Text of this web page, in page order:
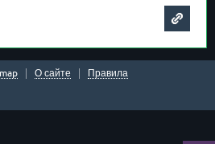
О сайте
Правила